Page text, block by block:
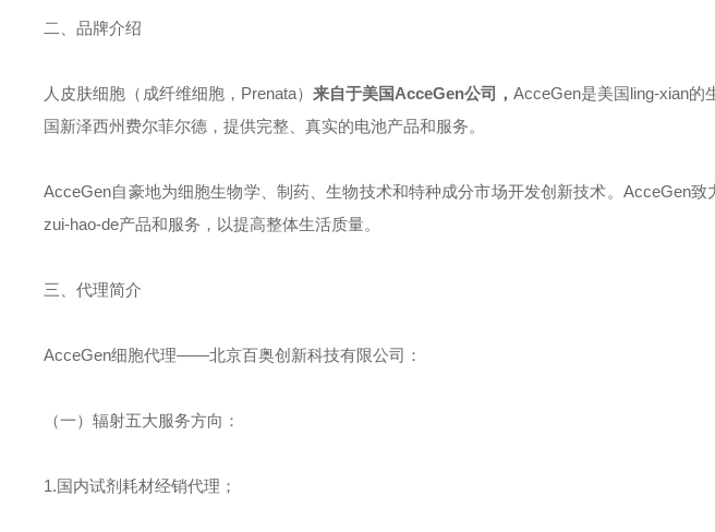
二、品牌介绍
人皮肤细胞（成纤维细胞， Prenata） 来自于美国AcceGen公司，AcceGen是美国ling-xian的
国新泽西州费尔菲尔德，提供完整、真实的电池产品和服务。
AcceGen自豪地为细胞生物学、制药、生物技术和特种成分市场开发创新技术。 AcceGen致
zui-hao-de产品和服务，以提高整体生活质量。
三、代理简介
AcceGen细胞代理——北京百奥创新科技有限公司：
（一）辐射五大服务方向：
1.国内试剂耗材经销代理；